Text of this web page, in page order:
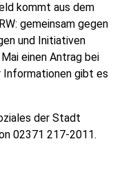
kommt aus dem
gemeinsam gegen
und Initiativen
einen Antrag bei
gibt es
der Stadt
02371 217-2011.